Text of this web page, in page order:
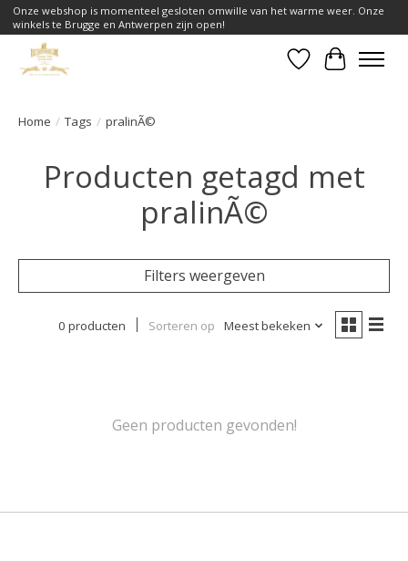
Onze webshop is momenteel gesloten omwille van het warme weer. Onze
winkels te Brugge en Antwerpen zijn open!
Verlanglijst
Home / Tags / pralinÃ©
Producten getagd met
pralinÃ©
Filters weergeven
0 producten Sorteren op Meest bekeken
Geen producten gevonden!